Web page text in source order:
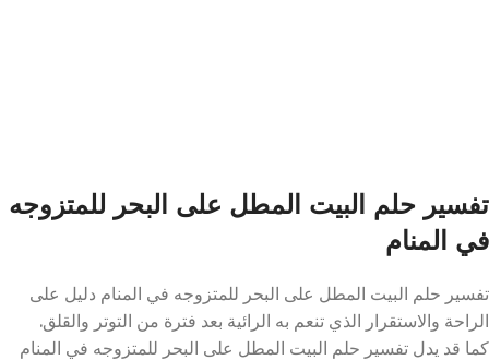
تفسير حلم البيت المطل على البحر للمتزوجه
في المنام
تفسير حلم البيت المطل على البحر للمتزوجه في المنام دليل على
الراحة والاستقرار الذي تنعم به الرائية بعد فترة من التوتر والقلق.
كما قد يدل تفسير حلم البيت المطل على البحر للمتزوجه في المنام